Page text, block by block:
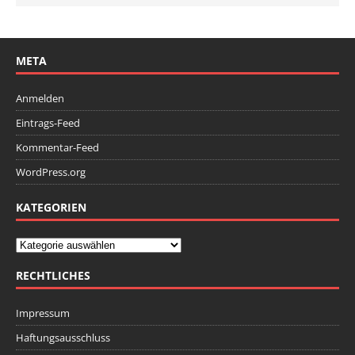
META
Anmelden
Eintrags-Feed
Kommentar-Feed
WordPress.org
KATEGORIEN
RECHTLICHES
Impressum
Haftungsausschluss